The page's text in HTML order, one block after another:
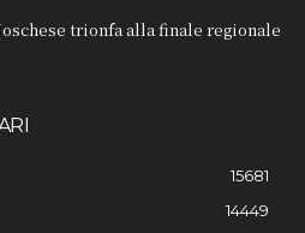
trionfa alla finale regionale
15681
14449